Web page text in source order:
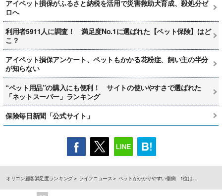
アイペット損保がふるさと納税を活用で災害救助犬育成、殺処分ゼ
ロへ
利用者5911人に調査！ 満足度No.1に選ばれた【ペット保険】はど
こ？
アイペット損保アンケート、ペットもかかる花粉症、飼い主の半分
が知らない
“ペット用品”の購入にも便利！ サイトの使いやすさで選ばれた
「ネットスーパー」ランキング
保険毎日新聞「公式サイト」
オリコン顧客満足度ランキング ライフニュース ペットがかかりやすい傷病 1位は…